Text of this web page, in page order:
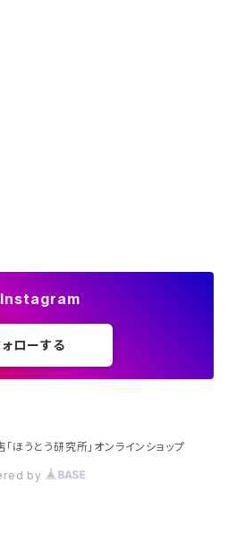
Instagram
ォローする
ほうとう研究所」オンラインショップ
by